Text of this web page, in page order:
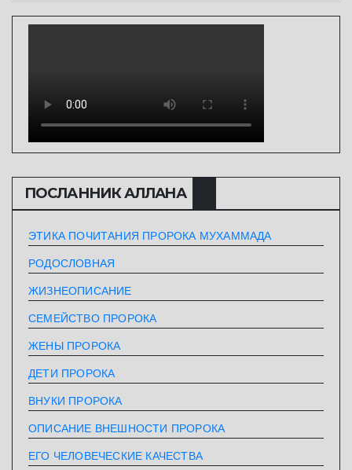
ПОСЛАННИК АЛЛАHА
ЭТИКА ПОЧИТАНИЯ ПРОРОКА МУХАММАДА
РОДОСЛОВНАЯ
ЖИЗНЕОПИСАНИЕ
СЕМЕЙСТВО ПРОРОКА
ЖЕНЫ ПРОРОКА
ДЕТИ ПРОРОКА
ВНУКИ ПРОРОКА
ОПИСАНИЕ ВНЕШНОСТИ ПРОРОКА
ЕГО ЧЕЛОВЕЧЕСКИЕ КАЧЕСТВА